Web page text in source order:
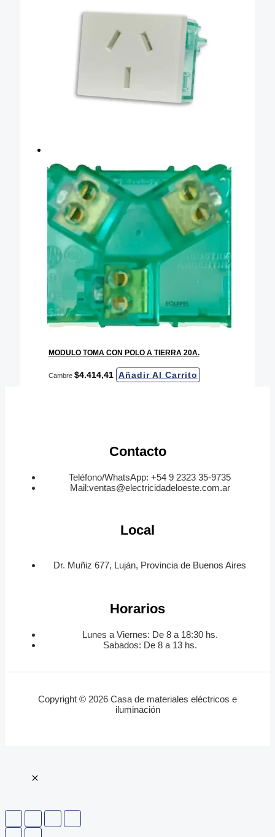
MODULO TOMA CON POLO A TIERRA 20A.
Cambre $4.414,41 Añadir Al Carrito
Contacto
Teléfono/WhatsApp: +54 9 2323 35-9735
Mail:ventas@electricidadeloeste.com.ar
Local
Dr. Muñiz 677, Luján, Provincia de Buenos Aires
Horarios
Lunes a Viernes: De 8 a 18:30 hs.
Sabados: De 8 a 13 hs.
Copyright © 2026 Casa de materiales eléctricos e
iluminación